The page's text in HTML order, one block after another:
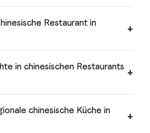
Restaurant in
in chinesischen Restaurants
chinesische Küche in